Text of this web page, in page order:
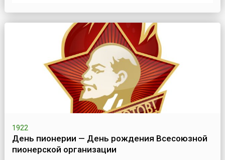
циана, угарного газа и других соединений. Поэтому быстро
распространились ...
1922
День пионерии — День рождения Всесоюзной
пионерской организации